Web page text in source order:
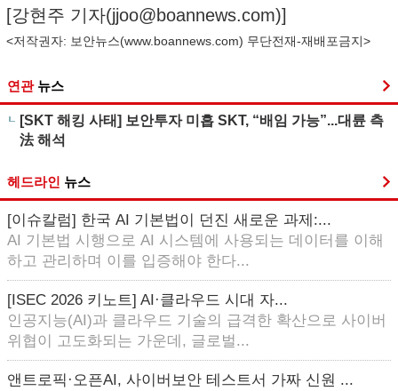
[강현주 기자(jjoo@boannews.com)]
<저작권자: 보안뉴스(www.boannews.com) 무단전재-재배포금지>
연관 뉴스
[SKT 해킹 사태] 보안투자 미흡 SKT, “배임 가능”...대륜 측
法 해석
헤드라인 뉴스
[이슈칼럼] 한국 AI 기본법이 던진 새로운 과제:...
AI 기본법 시행으로 AI 시스템에 사용되는 데이터를 이해
하고 관리하며 이를 입증해야 한다...
[ISEC 2026 키노트] AI·클라우드 시대 자...
인공지능(AI)과 클라우드 기술의 급격한 확산으로 사이버
위협이 고도화되는 가운데, 글로벌...
앤트로픽·오픈AI, 사이버보안 테스트서 가짜 신원 ...